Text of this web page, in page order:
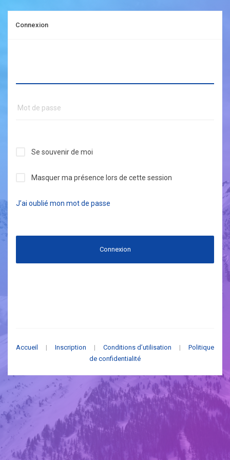
Connexion
Se souvenir de moi
Masquer ma présence lors de cette session
J’ai oublié mon mot de passe
Connexion
Accueil | Inscription | Conditions d’utilisation |
Politique
de confidentialité